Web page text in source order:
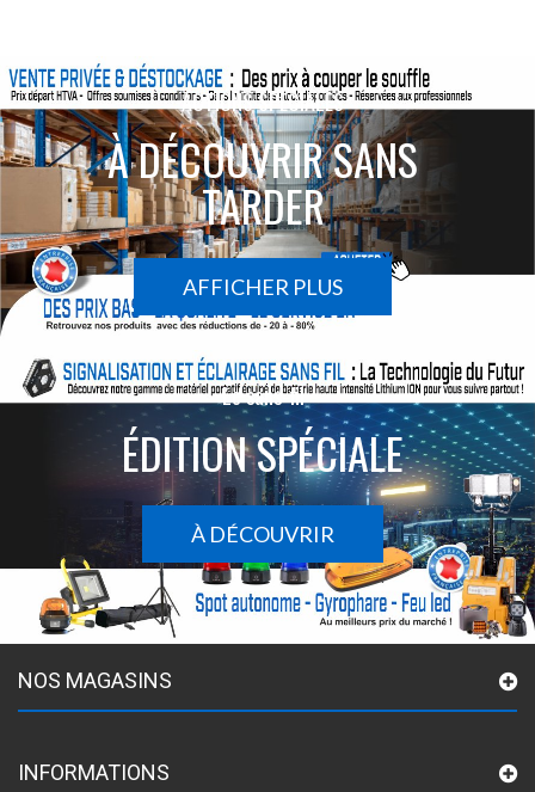
ACTIONS SPÉCIALES
À DÉCOUVRIR SANS
TARDER
AFFICHER PLUS
Le sans-fil
ÉDITION SPÉCIALE
À DÉCOUVRIR
NOS MAGASINS
INFORMATIONS